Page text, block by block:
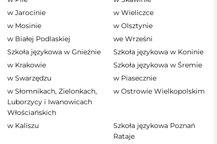
w Jarocinie
w Wieliczce
w Mosinie
w Olsztynie
w Białej Podlaskiej
we Wrześni
Szkoła językowa w Gnieźnie
Szkoła językowa w Koninie
w Krakowie
Szkoła językowa w Śremie
w Swarzędzu
w Piasecznie
w Słomnikach, Zielonkach,
Luborzycy i Iwanowicach
Włościańskich
w Ostrowie Wielkopolskim
w Kaliszu
Szkoła językowa Poznań
Rataje